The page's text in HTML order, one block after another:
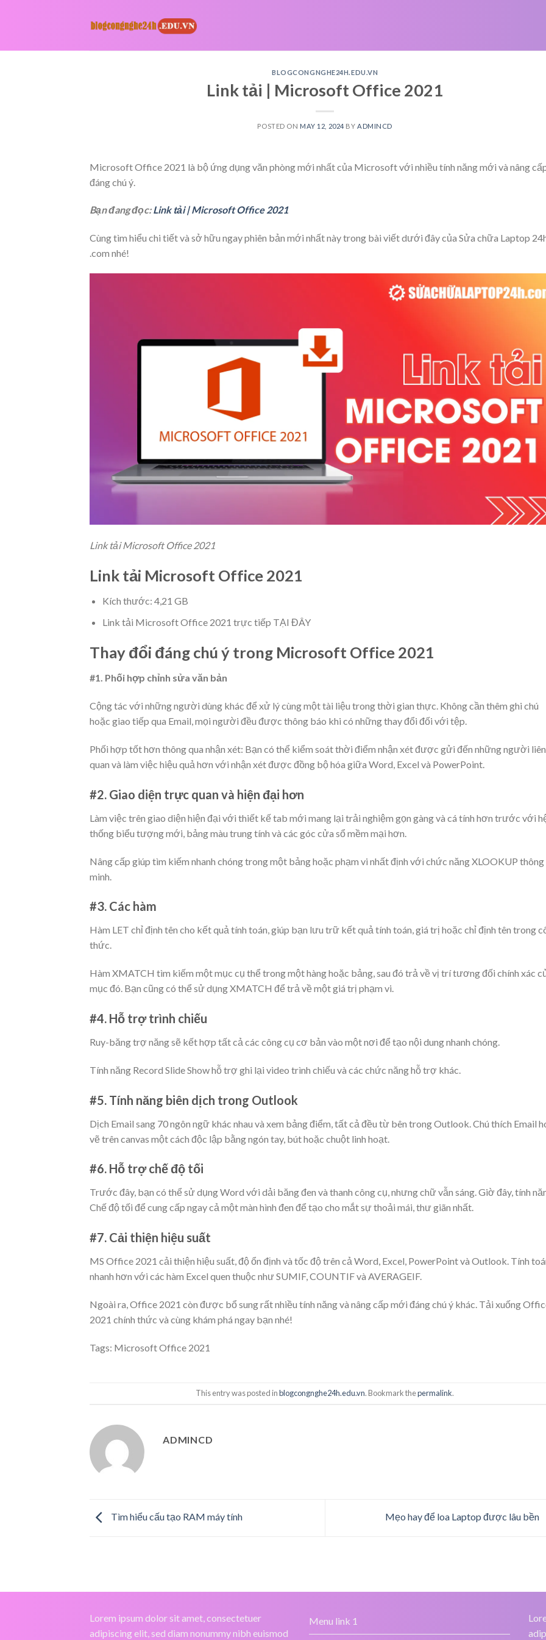
BLOGCONGNGHE24H.EDU.VN
Link tải | Microsoft Office 2021
POSTED ON MAY 12, 2024 BY ADMINCD
Microsoft Office 2021 là bộ ứng dụng văn phòng mới nhất của Microsoft với nhiều tính năng mới và nâng
đáng chú ý.
Bạn đang đọc:Link tải | Microsoft Office 2021
Cùng tìm hiểu chi tiết và sở hữu ngay phiên bản mới nhất này trong bài viết dưới đây của Sửa chữa Laptop
.com nhé!
Link tải Microsoft Office 2021
Link tải Microsoft Office 2021
Kích thước: 4,21 GB
Link tải Microsoft Office 2021 trực tiếp TẠI ĐÂY
Thay đổi đáng chú ý trong Microsoft Office 2021
#1. Phối hợp chỉnh sửa văn bản
Cộng tác với những người dùng khác để xử lý cùng một tài liệu trong thời gian thực. Không cần thêm ghi chú
hoặc giao tiếp qua Email, mọi người đều được thông báo khi có những thay đổi đối với tệp.
Phối hợp tốt hơn thông qua nhận xét: Bạn có thể kiểm soát thời điểm nhận xét được gửi đến những người liên
quan và làm việc hiệu quả hơn với nhận xét được đồng bộ hóa giữa Word, Excel và PowerPoint.
#2. Giao diện trực quan và hiện đại hơn
Làm việc trên giao diện hiện đại với thiết kế tab mới mang lại trải nghiệm gọn gàng và cá tính hơn trước với
thống biểu tượng mới, bảng màu trung tính và các góc cửa sổ mềm mại hơn.
Nâng cấp giúp tìm kiếm nhanh chóng trong một bảng hoặc phạm vi nhất định với chức năng XLOOKUP thông
minh.
#3. Các hàm
Hàm LET chỉ định tên cho kết quả tính toán, giúp bạn lưu trữ kết quả tính toán, giá trị hoặc chỉ định tên trong
thức.
Hàm XMATCH tìm kiếm một mục cụ thể trong một hàng hoặc bảng, sau đó trả về vị trí tương đối chính xác
mục đó. Bạn cũng có thể sử dụng XMATCH để trả về một giá trị phạm vi.
#4. Hỗ trợ trình chiếu
Ruy-băng trợ năng sẽ kết hợp tất cả các công cụ cơ bản vào một nơi để tạo nội dung nhanh chóng.
Tính năng Record Slide Show hỗ trợ ghi lại video trình chiếu và các chức năng hỗ trợ khác.
#5. Tính năng biên dịch trong Outlook
Dịch Email sang 70 ngôn ngữ khác nhau và xem bảng điểm, tất cả đều từ bên trong Outlook. Chú thích Email
vẽ trên canvas một cách độc lập bằng ngón tay, bút hoặc chuột linh hoạt.
#6. Hỗ trợ chế độ tối
Trước đây, bạn có thể sử dụng Word với dải băng đen và thanh công cụ, nhưng chữ vẫn sáng. Giờ đây, tính
Chế độ tối để cung cấp ngay cả một màn hình đen để tạo cho mắt sự thoải mái, thư giãn nhất.
#7. Cải thiện hiệu suất
MS Office 2021 cải thiện hiệu suất, độ ổn định và tốc độ trên cả Word, Excel, PowerPoint và Outlook. Tính
nhanh hơn với các hàm Excel quen thuộc như SUMIF, COUNTIF và AVERAGEIF.
Ngoài ra, Office 2021 còn được bổ sung rất nhiều tính năng và nâng cấp mới đáng chú ý khác. Tải xuống
2021 chính thức và cùng khám phá ngay bạn nhé!
Tags: Microsoft Office 2021
This entry was posted inblogcongnghe24h.edu.vn. Bookmark thepermalink.
ADMINCD
Tìm hiểu cấu tạo RAM máy tính Mẹo hay để loa Laptop được lâu bền
Lorem ipsum dolor sit amet, consectetuer
adipiscing elit, sed diam nonummy nibh euismod
Menu link 1